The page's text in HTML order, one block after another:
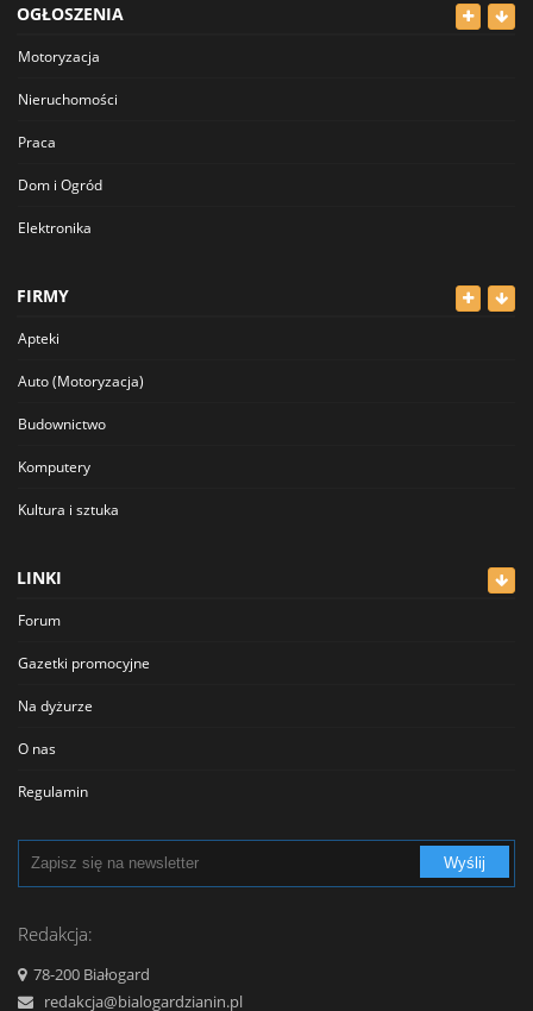
OGŁOSZENIA
Motoryzacja
Nieruchomości
Praca
Dom i Ogród
Elektronika
FIRMY
Apteki
Auto (Motoryzacja)
Budownictwo
Komputery
Kultura i sztuka
Turystyka - Wypoczynek
Usługi
Zabytki, Obiekty
LINKI
Forum
Gazetki promocyjne
Na dyżurze
O nas
Regulamin
Polityka prywatności
Cennik
Kontakt
Wyślij
Redakcja:
78-200 Białogard
redakcja@bialogardzianin.pl